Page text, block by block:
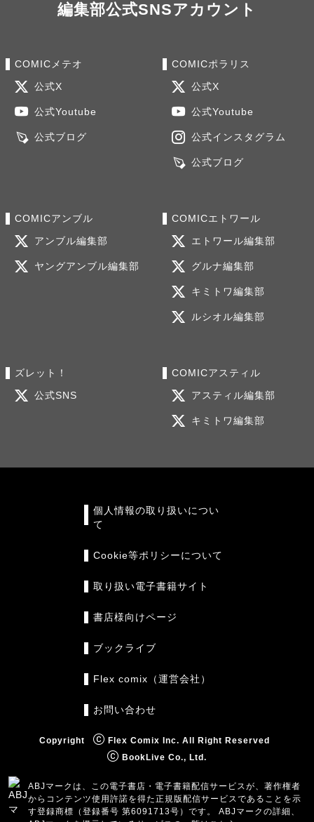
編集部公式SNSアカウント
COMICメテオ
公式X
公式Youtube
公式ブログ
COMICポラリス
公式X
公式Youtube
公式インスタグラム
公式ブログ
COMICアンブル
アンブル編集部
ヤングアンブル編集部
COMICエトワール
エトワール編集部
グルナ編集部
キミトワ編集部
ルシオル編集部
ズレット！
公式SNS
COMICアスティル
アスティル編集部
キミトワ編集部
個人情報の取り扱いについ
て
Cookie等ポリシーについて
取り扱い電子書籍サイト
書店様向けページ
ブックライブ
Flex comix（運営会社）
お問い合わせ
Copyright
Flex Comix Inc. All Right Reserved
BookLive Co., Ltd.
ABJマークは、この電子書店・電子書籍配信サービスが、著作権者
からコンテンツ使用許諾を得た正規版配信サービスであることを示
す登録商標（登録番号 第6091713号）です。 ABJマークの詳細、